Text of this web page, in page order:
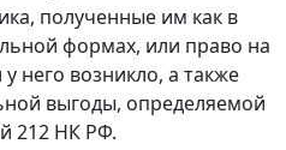
полученные им как в
формах, или право на
него возникло, а также
выгоды, определяемой
212 НК РФ.